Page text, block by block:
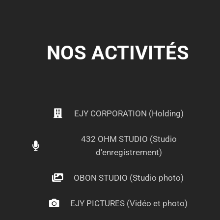
NOS ACTIVITÉS
EJY CORPORATION (Holding)
432 OHM STUDIO (Studio
d'enregistrement)
OBON STUDIO (Studio photo)
EJY PICTURES (Vidéo et photo)